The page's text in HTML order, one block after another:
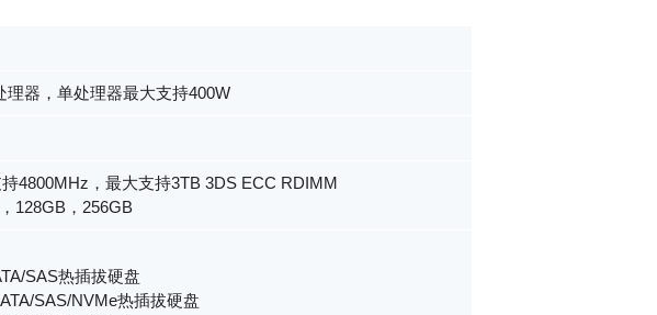
器，单处理器最大支持400W
4800MHz，最大支持3TB 3DS ECC RDIMM
128GB，256GB
SAS热插拔硬盘
SAS/NVMe热插拔硬盘